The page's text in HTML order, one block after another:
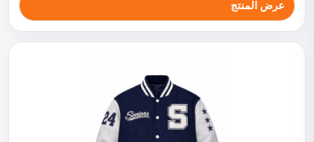
عرض المنتج